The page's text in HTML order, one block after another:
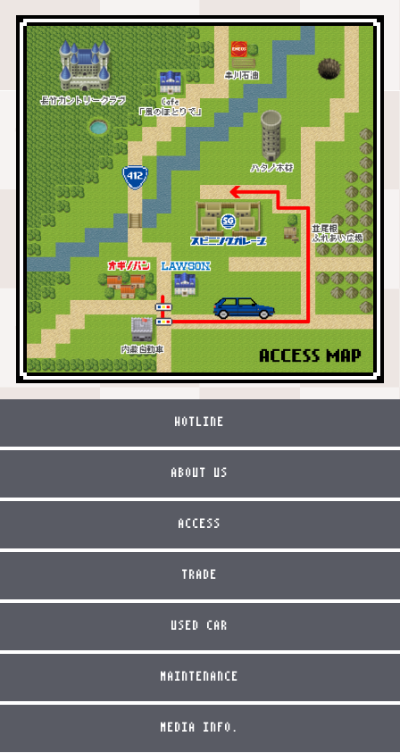
HOTLINE
ABOUT US
ACCESS
TRADE
USED CAR
MAINTENANCE
MEDIA INFO.